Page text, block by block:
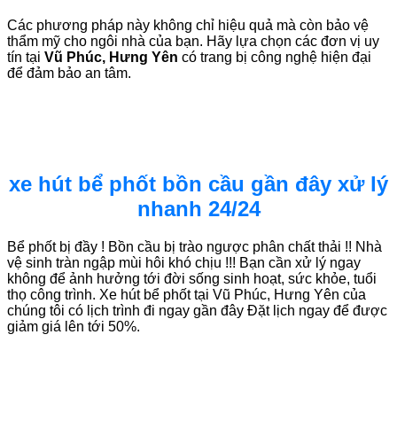
Các phương pháp này không chỉ hiệu quả mà còn bảo vệ
thẩm mỹ cho ngôi nhà của bạn. Hãy lựa chọn các đơn vị uy
tín tại Vũ Phúc, Hưng Yên có trang bị công nghệ hiện đại
để đảm bảo an tâm.
xe hút bể phốt bồn cầu gần đây xử lý
nhanh 24/24
Bể phốt bị đầy ! Bồn cầu bị trào ngược phân chất thải !! Nhà
vệ sinh tràn ngập mùi hôi khó chịu !!! Bạn cần xử lý ngay
không để ảnh hưởng tới đời sống sinh hoạt, sức khỏe, tuổi
thọ công trình. Xe hút bể phốt tại Vũ Phúc, Hưng Yên của
chúng tôi có lịch trình đi ngay gần đây Đặt lịch ngay để được
giảm giá lên tới 50%.